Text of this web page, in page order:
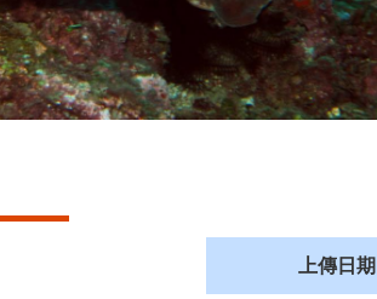
上傳日期